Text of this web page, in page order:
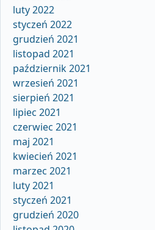
luty 2022
styczeń 2022
grudzień 2021
listopad 2021
październik 2021
wrzesień 2021
sierpień 2021
lipiec 2021
czerwiec 2021
maj 2021
kwiecień 2021
marzec 2021
luty 2021
styczeń 2021
grudzień 2020